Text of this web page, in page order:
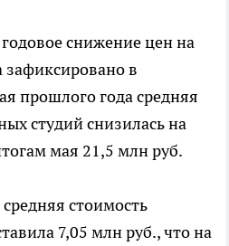
снижение цен на
зафиксировано в
прошлого года средняя
студий снизилась на
мая 21,5 млн руб.
стоимость
7,05 млн руб., что на